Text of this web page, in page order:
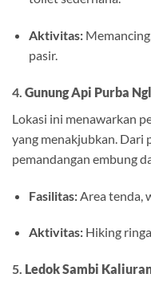
Aktivitas:
pasir.
4. Gunung Api Purba
Lokasi ini menawarkan
yang menakjubkan. Dari
pemandangan embung
Fasilitas:Area tenda,
Aktivitas:Hiking
5. Ledok Sambi